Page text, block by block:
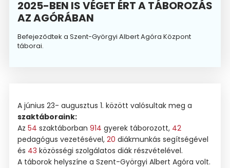
2025-BEN IS VÉGET ÉRT A TÁBOROZÁS
AZ AGÓRÁBAN
Befejeződtek a Szent-Györgyi Albert Agóra Központ
táborai.
A június 23- augusztus 1. között valósultak meg a
szaktáboraink:
Az 54 szaktáborban 914 gyerek táborozott, 42
pedagógus vezetésével, 20 diákmunkás segítségével
és 43 közösségi szolgálatos diák részvételével.
A táborok helyszíne a Szent-Györgyi Albert Agóra volt.